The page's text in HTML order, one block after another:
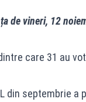
de vineri, 12
care 31 au
din septembrie